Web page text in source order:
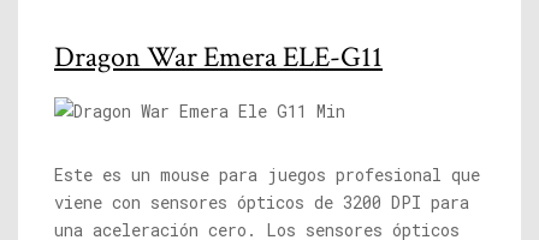
Dragon War Emera ELE-G11
Este es un mouse para juegos profesional que
viene con sensores ópticos de 3200 DPI para
una aceleración cero. Los sensores ópticos